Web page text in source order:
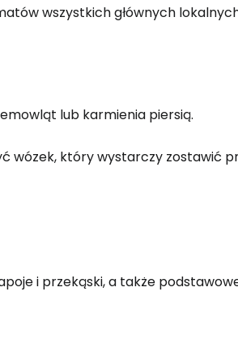
wszystkich głównych
lub karmienia piersią.
wózek, który wystarczy zostawić
i przekąski, a także
Kontynuuj z e-mailem